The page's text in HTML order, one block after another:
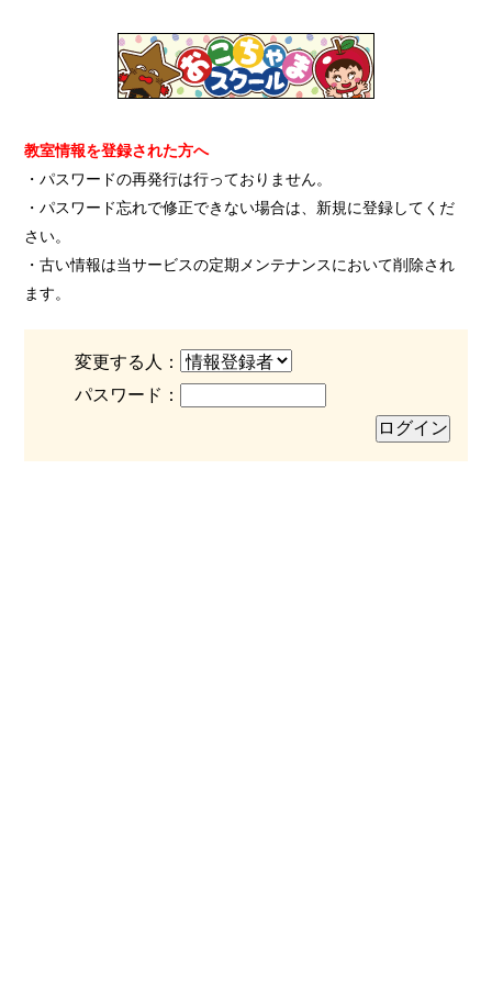
教室情報を登録された方へ
・パスワードの再発行は行っておりません。
・パスワード忘れで修正できない場合は、新規に登録してくだ
さい。
・古い情報は当サービスの定期メンテナンスにおいて削除され
ます。
変更する人：
パスワード：